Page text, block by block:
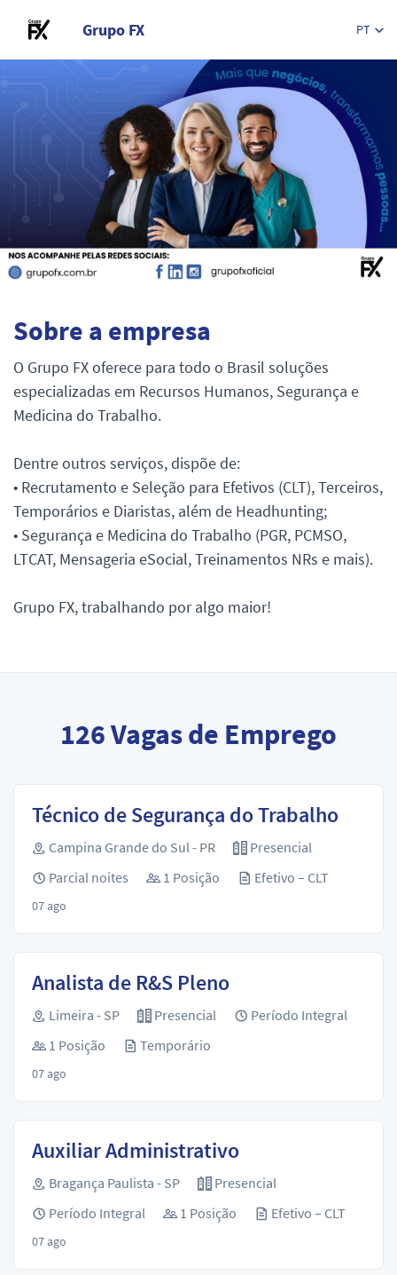
Grupo FX PT
Sobre a empresa
O Grupo FX oferece para todo o Brasil soluções
especializadas em Recursos Humanos, Segurança e
Medicina do Trabalho.
Dentre outros serviços, dispõe de:
• Recrutamento e Seleção para Efetivos (CLT), Terceiros,
Temporários e Diaristas, além de Headhunting;
• Segurança e Medicina do Trabalho (PGR, PCMSO,
LTCAT, Mensageria eSocial, Treinamentos NRs e mais).
Grupo FX, trabalhando por algo maior!
126Vagas de Emprego
Técnico de Segurança do Trabalho
Campina Grande do Sul - PR
Presencial
Parcial noites
1 Posição Efetivo – CLT
07 ago
Analista de R&S Pleno
Limeira - SP Presencial
Período Integral
1 Posição
Temporário
07 ago
Auxiliar Administrativo
Bragança Paulista - SP
Presencial
Período Integral
1 Posição Efetivo – CLT
07 ago